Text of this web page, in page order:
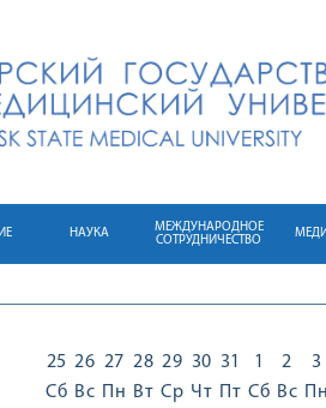
НАУКА
МЕЖДУНАРОДНОЕ
СОТРУДНИЧЕСТВО
25
Сб
26
Вс
27
Пн
28
Вт
29
Ср
30
Чт
31
Пт
1
Сб
2
Вс
3